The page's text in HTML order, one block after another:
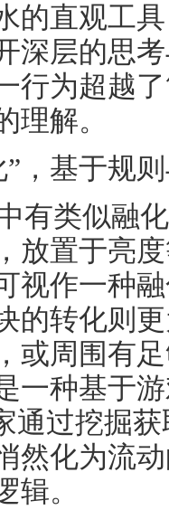
的直观工
深层的思
行为超越
理解。
，基于规
有类似融
放置于亮
视作一种
的转化则
或周围有
一种基于
通过挖掘
然化为流
辑。